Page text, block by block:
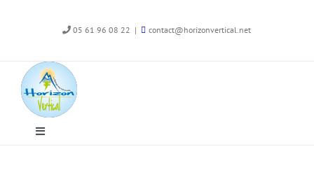
05 61 96 08 22 | contact@horizonvertical.net
Navigation